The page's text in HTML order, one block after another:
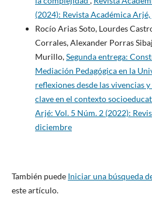
(2024): Revista Académica
Rocío Arias Soto, Lourdes
Corrales, Alexander Porras
Murillo,Segunda entrega:
Mediación Pedagógica en la
reflexiones desde las vivencias
clave en el contexto
Arjé: Vol. 5 Núm. 2 (2022):
diciembre
También puede Iniciar una búsqueda
este artículo.